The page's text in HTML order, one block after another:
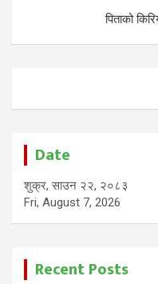
पिताको
Date
शुक्र, साउन २२, २०८३
Fri, August 7, 2026
Recent Posts